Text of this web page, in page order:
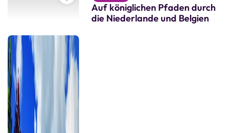
Auf königlichen Pfaden durch
die Niederlande und Belgien